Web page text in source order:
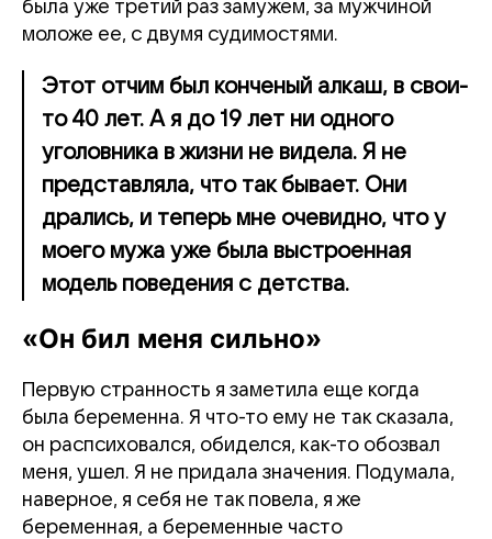
была уже третий раз замужем, за мужчиной
моложе ее, с двумя судимостями.
Этот отчим был конченый алкаш, в свои-
то 40 лет. А я до 19 лет ни одного
уголовника в жизни не видела. Я не
представляла, что так бывает. Они
дрались, и теперь мне очевидно, что у
моего мужа уже была выстроенная
модель поведения с детства.
«Он бил меня сильно»
Первую странность я заметила еще когда
была беременна. Я что-то ему не так сказала,
он распсиховался, обиделся, как-то обозвал
меня, ушел. Я не придала значения. Подумала,
наверное, я себя не так повела, я же
беременная, а беременные часто